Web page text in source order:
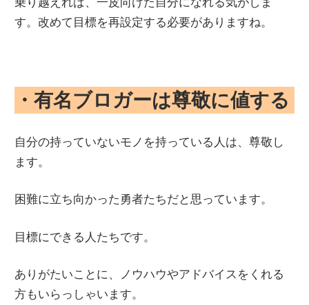
す。改めて目標を再設定する必要がありますね。
・有名ブロガーは尊敬に値する
自分の持っていないモノを持っている人は、尊敬し
ます。
困難に立ち向かった勇者たちだと思っています。
目標にできる人たちです。
ありがたいことに、ノウハウやアドバイスをくれる
方もいらっしゃいます。